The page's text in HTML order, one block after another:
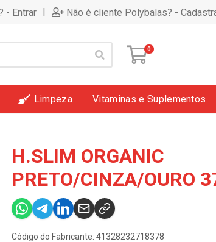
- Entrar | Não é cliente Polybalas? -
0
Limpeza Vitaminas e Suplementos
H.SLIM ORGANIC
PRETO/CINZA/OURO
Código do Fabricante: 41328232718378